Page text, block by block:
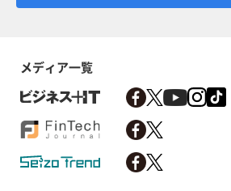
メディア一覧